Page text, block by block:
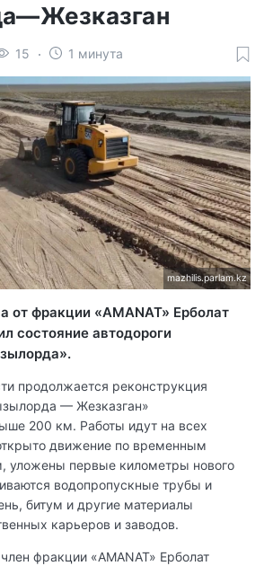
15 1 минута
mazhilis.parlam.kz
от фракции «AMANAT» Ерболат
состояние автодороги
продолжается реконструкция
— Жезказган»
200 км. Работы идут на всех
движение по временным
уложены первые километры нового
водопропускные трубы и
битум и другие материалы
карьеров и заводов.
фракции «AMANAT» Ерболат